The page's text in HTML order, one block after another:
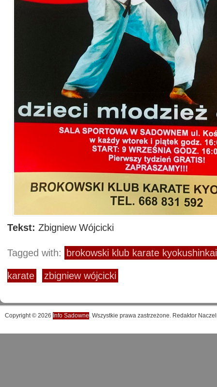
Tekst: Zbigniew Wójcicki
Tagged with: brokowski klub karate kyokushinkai
karate zbigniew wójcicki
Copyright © 2026 Info Sadowne. Wszystkie prawa zastrzeżone. Redaktor